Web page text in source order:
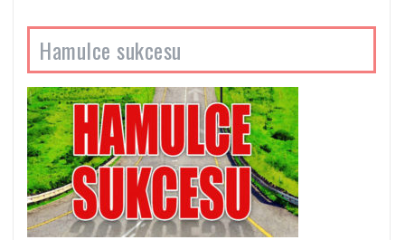
Hamulce sukcesu